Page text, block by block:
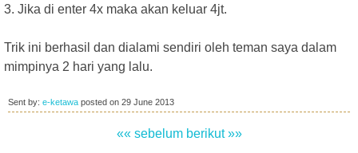
3. Jika di enter 4x maka akan keluar 4jt.
Trik ini berhasil dan dialami sendiri oleh teman saya dalam
mimpinya 2 hari yang lalu.
Sent by: e-ketawa posted on 29 June 2013
«« sebelum berikut »»